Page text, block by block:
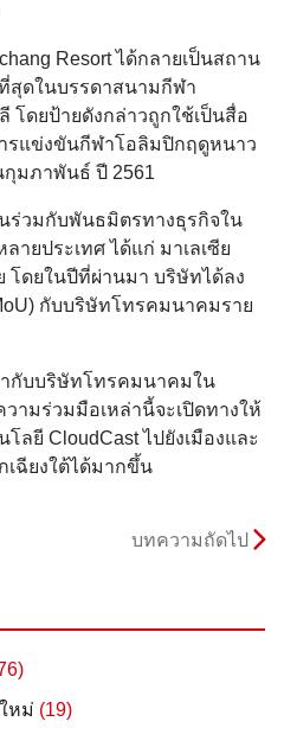
Resort ได้กลายเป็นสถาน
ดในบรรดาสนามกีฬา
โดยป้ายดังกล่าวถูกใช้เป็นสื่อ
แข่งขันกีฬาโอลิมปิกฤดูหนาว
กุมภาพันธ์ ปี 2561
ร่วมกับพันธมิตรทางธุรกิจใน
ายประเทศ ได้แก่ มาเลเซีย
โดยในปีที่ผ่านมา บริษัทได้ลง
กับบริษัทโทรคมนาคมราย
กับบริษัทโทรคมนาคมใน
ามร่วมมือเหล่านี้จะเปิดทางให้
ลยี CloudCast ไปยังเมืองและ
เฉียงใต้ได้มากขึ้น
บทความถัดไป
หม่ (19)